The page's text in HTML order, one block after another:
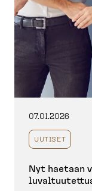
07.01.2026
UUTISET
Nyt haetaan